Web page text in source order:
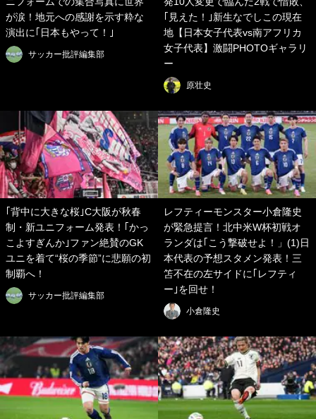
が涙！地元への感謝を示す粋な
演出に｢日本もやって！｣
サッカー批評編集部
｢見えた！｣新生なでしこの現在
地【日本女子代表vs南アフリカ
女子代表】激闘PHOTOギャラリ
ー
原壮史
｢背中に大きな桜｣C大阪が秋春
制・新ユニフォーム発表！｢かっ
こよすぎんか｣ファン絶賛のGK
ユニを着て“桜の季節”に悲願の初
制覇へ！
サッカー批評編集部
レフティーモンスター小倉隆史
が緊急提言！北中米W杯初戦オ
ランダは｢こう撃破せよ！」(1)日
本代表の予想スタメン発表！三
笘不在の左サイドに｢レフティ
ー｣を回せ！
小倉隆史